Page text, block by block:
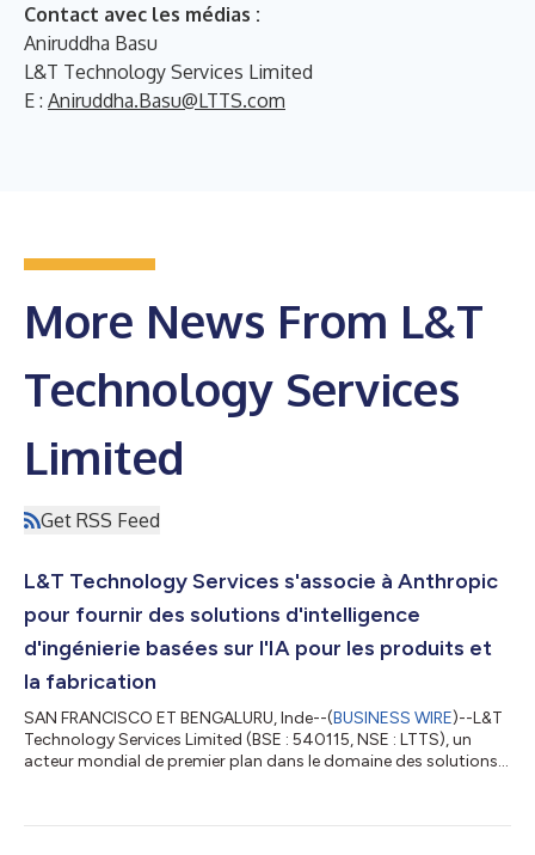
Contact avec les médias :
Aniruddha Basu
L&T Technology Services Limited
E : Aniruddha.Basu@LTTS.com
More News From L&T
Technology Services
Limited
Get RSS Feed
L&T Technology Services s'associe à Anthropic
pour fournir des solutions d'intelligence
d'ingénierie basées sur l'IA pour les produits et
la fabrication
SAN FRANCISCO ET BENGALURU, Inde--(BUSINESS WIRE)--L&T
Technology Services Limited (BSE : 540115, NSE : LTTS), un
acteur mondial de premier plan dans le domaine des solutions
accélérer l’intelligence d’ingénierie en intégrant les modèles